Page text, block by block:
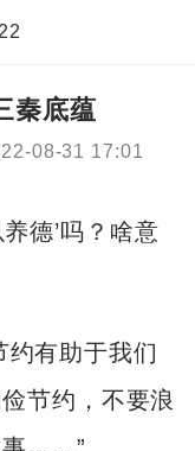
秦底蕴
08-31 17:01
德’吗？啥意
约有助于我们
节约，不要浪